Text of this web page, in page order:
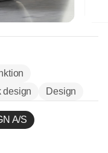
design Design
A/S